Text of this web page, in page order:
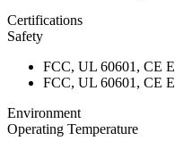
Certifications
Safety
FCC, UL 60601, CE
FCC, UL 60601, CE
Environment
Operating Temperature